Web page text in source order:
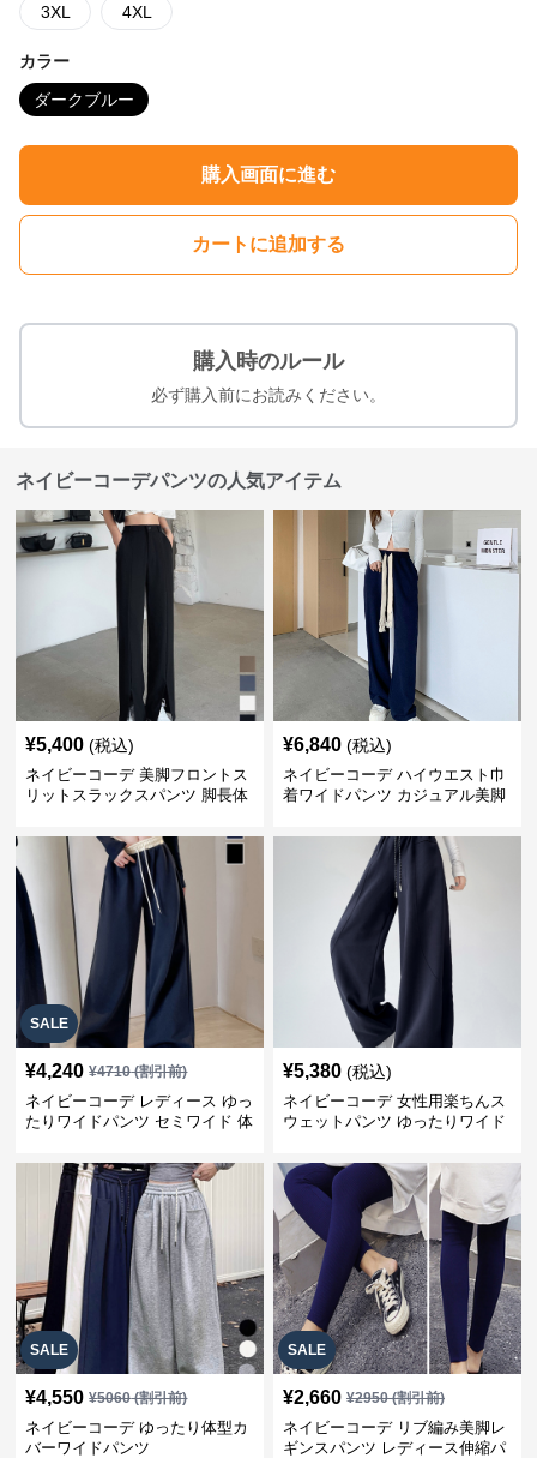
3XL 4XL
カラー
ダークブルー
購入画面に進む
カートに追加する
購入時のルール
必ず購入前にお読みください。
ネイビーコーデパンツの人気アイテム
¥5,400 (税込)
ネイビーコーデ 美脚フロントス
リットスラックスパンツ 脚長体
¥6,840 (税込)
ネイビーコーデ ハイウエスト巾
着ワイドパンツ カジュアル美脚
SALE
¥4,240 ¥4710(割引前)
ネイビーコーデ レディース ゆっ
たりワイドパンツ セミワイド 体
¥5,380 (税込)
ネイビーコーデ 女性用楽ちんス
ウェットパンツ ゆったりワイド
SALE
¥4,550 ¥5060(割引前)
ネイビーコーデ ゆったり体型カ
バーワイドパンツ
SALE
¥2,660 ¥2950(割引前)
ネイビーコーデ リブ編み美脚レ
ギンスパンツ レディース伸縮パ